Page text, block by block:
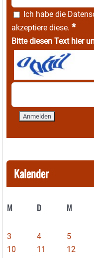
Ich habe die
akzeptiere diese. *
Bitte diesen Text hier
Kalender
M D M
3
4 5
10
11 12